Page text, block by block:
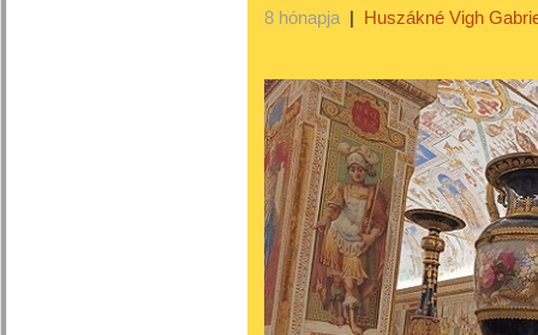
8 hónapja | Huszákné Vigh